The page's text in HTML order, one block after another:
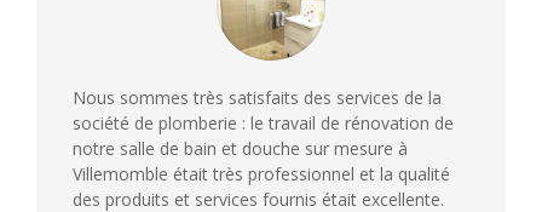
Nous sommes très satisfaits des services de la
société de plomberie : le travail de rénovation de
notre salle de bain et douche sur mesure à
Villemomble était très professionnel et la qualité
des produits et services fournis était excellente.